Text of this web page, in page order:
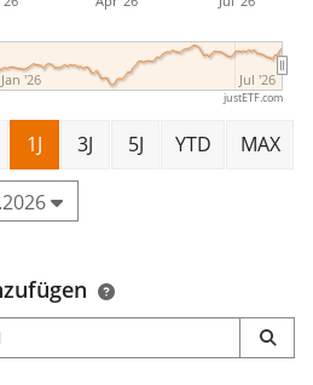
Jan '26 Jul '26
justETF.com
1J 3J 5J YTD MAX